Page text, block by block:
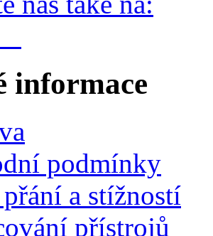
informace
podmínky
a stížností
přístrojů